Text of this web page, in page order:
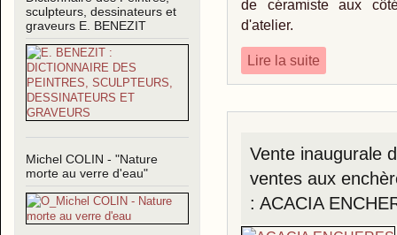
sculpteurs, dessinateurs et
graveurs E. BENEZIT
Michel COLIN - "Nature
morte au verre d'eau"
de céramiste aux
d'atelier.
Lire la suite
Vente inaugurale
ventes aux
: ACACIA